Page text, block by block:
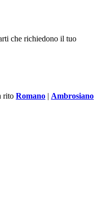
che richiedono il tuo
rito Romano | Ambrosiano